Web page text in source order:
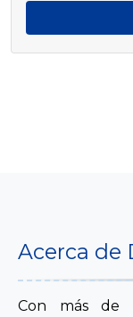
Acerca de
Con más de